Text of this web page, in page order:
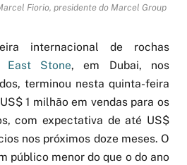
Fiorio, presidente do Marcel Group
internacional de rochas
East Stone, em Dubai, nos
terminou nesta quinta-feira
1 milhão em vendas para os
com expectativa de até US$
nos próximos doze meses. O
público menor do que o do ano